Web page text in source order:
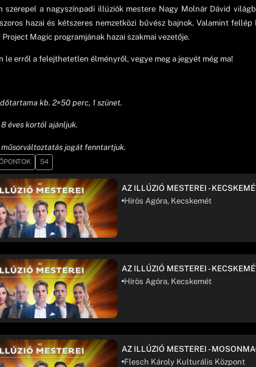
szerepel a nagyszínpadi illúziók mestere Nagy Molnár Dávid
hazai és kétszeres nemzetközi bűvész bajnok. Valamint
Magic programjának hazai szakmai vezetője.
le erről a felejthetetlen élményről, vegye meg a jegyét még ma!
kb. 2×50 perc, 1 szünet.
éves kortól ajánljuk.
műsorváltoztatás jogát fenntartjuk.
54
AZ ILLÚZIÓ MESTEREI -
Hírös Agóra, Kecskemét
AZ ILLÚZIÓ MESTEREI -
Hírös Agóra, Kecskemét
AZ ILLÚZIÓ MESTEREI -
Flesch Károly Kulturális Központ